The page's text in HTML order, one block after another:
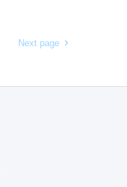
Next page